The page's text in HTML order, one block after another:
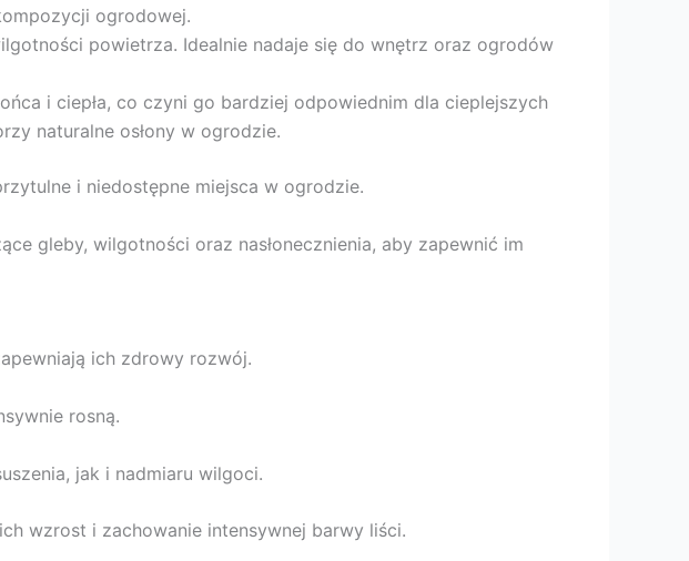
ogrodowej.
powietrza. Idealnie nadaje się do wnętrz oraz ogrodów
i ciepła, co czyni go bardziej odpowiednim dla cieplejszych
naturalne osłony w ogrodzie.
i niedostępne miejsca w ogrodzie.
gleby, wilgotności oraz nasłonecznienia, aby zapewnić im
ich zdrowy rozwój.
rosną.
jak i nadmiaru wilgoci.
wzrost i zachowanie intensywnej barwy liści.